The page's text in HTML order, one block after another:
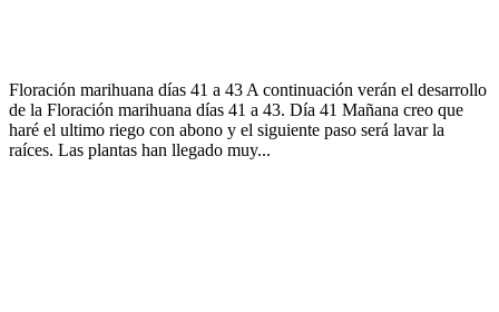
Floración marihuana días 41 a 43 A continuación verán el desarrollo
de la Floración marihuana días 41 a 43. Día 41 Mañana creo que
haré el ultimo riego con abono y el siguiente paso será lavar la
raíces. Las plantas han llegado muy...